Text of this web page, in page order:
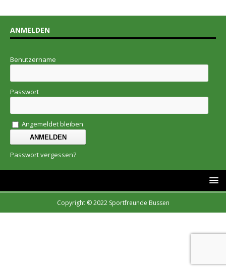
ANMELDEN
Benutzername
Passwort
Angemeldet bleiben
Passwort vergessen?
Copyright © 2022 Sportfreunde Bussen